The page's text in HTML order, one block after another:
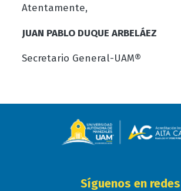
Atentamente,
JUAN PABLO DUQUE ARBELÁEZ
Secretario General-UAM®
Síguenos en redes